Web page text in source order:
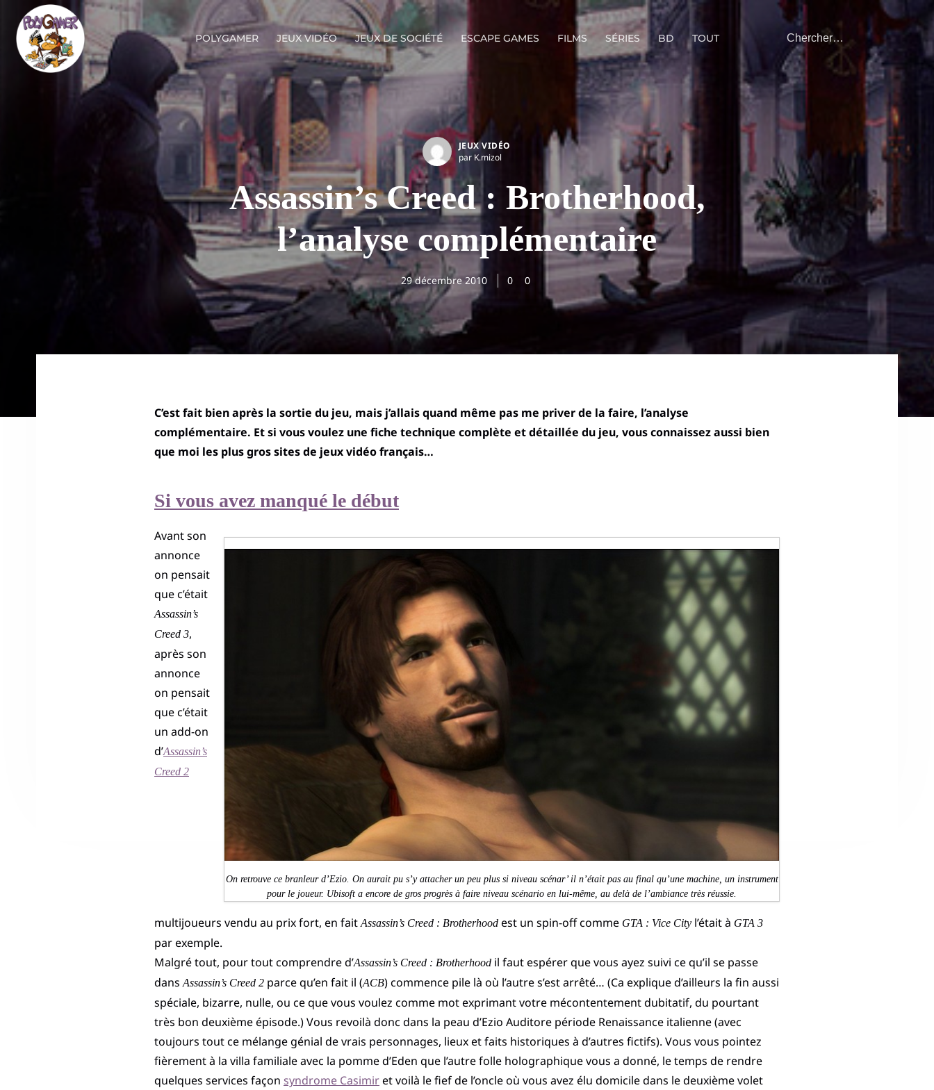
POLYGAMER JEUX VIDÉO JEUX DE SOCIÉTÉ ESCAPE GAMES FILMS SÉRIES BD TOUT
JEUX VIDÉO
par K.mizol
Assassin’s Creed : Brotherhood,
l’analyse complémentaire
29 décembre 2010 0 0
C’est fait bien après la sortie du jeu, mais j’allais quand même pas me priver de la faire, l’analyse
complémentaire. Et si vous voulez une fiche technique complète et détaillée du jeu, vous connaissez aussi bien
que moi les plus gros sites de jeux vidéo français…
Si vous avez manqué le début
On retrouve ce branleur d’Ezio. On aurait pu s’y attacher un peu plus si niveau scénar’ il n’était pas au final qu’une machine, un instrument
pour le joueur. Ubisoft a encore de gros progrès à faire niveau scénario en lui-même, au delà de l’ambiance très réussie.
Avant son
annonce
on pensait
que c’était
Assassin’s
Creed 3,
après son
annonce
on pensait
que c’était
un add-on
d’Assassin’s
Creed 2
multijoueurs vendu au prix fort, en faitAssassin’s Creed : Brotherhood est un spin-off comme GTA : Vice City l’était à GTA 3
par exemple.
Malgré tout, pour tout comprendre d’Assassin’s Creed : Brotherhood il faut espérer que vous ayez suivi ce qu’il se passe
dansAssassin’s Creed 2 parce qu’en fait il (ACB) commence pile là où l’autre s’est arrêté… (Ca explique d’ailleurs la fin aussi
spéciale, bizarre, nulle, ou ce que vous voulez comme mot exprimant votre mécontentement dubitatif, du pourtant
très bon deuxième épisode.) Vous revoilà donc dans la peau d’Ezio Auditore période Renaissance italienne (avec
toujours tout ce mélange génial de vrais personnages, lieux et faits historiques à d’autres fictifs). Vous vous pointez
fièrement à la villa familiale avec la pomme d’Eden que l’autre folle holographique vous a donné, le temps de rendre
quelques services façon syndrome Casimiret voilà le fief de l’oncle où vous avez élu domicile dans le deuxième volet